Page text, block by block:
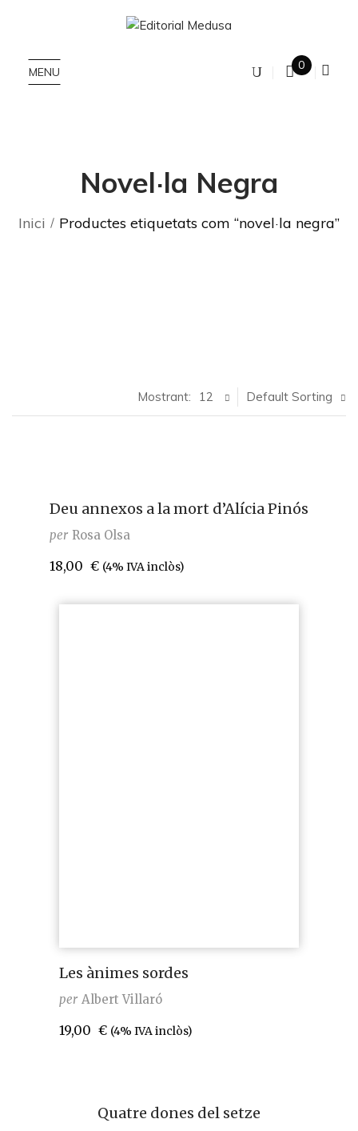
MENU 0
Novel·la Negra
Inici Productes etiquetats com “novel·la negra”
Default Sorting
Mostrant: 12
Deu annexos a la mort d’Alícia Pinós
per Rosa Olsa
18,00 € (4% IVA inclòs)
Les ànimes sordes
per Albert Villaró
19,00 € (4% IVA inclòs)
Quatre dones del setze